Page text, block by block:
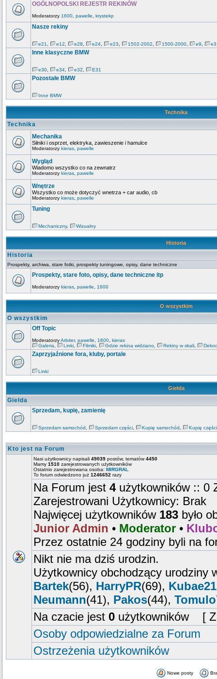
OGÓLNOPOLSKI REJESTR REKINÓW
Moderatorzy 1600 pawelle krystekp
Nasze rekiny
e21 e12 e28 e24 e23 1502-2002 1500-2000 e9 e3
Inne klasyczne BMW
e30 e34 e32 E31
Pozostałe BMW
Inne BMW
Technika
Technika
Mechanika
Silniki i osprzet, elektryka, zawieszenie i hamulce
Moderatorzy kieras pawelle
Wygląd
Wiadomo wszystko co na zewnatrz
Moderatorzy kieras pawelle
Wnętrze
Wszystko co może dotyczyć wnetrza + car audio, cb
Moderatorzy kieras pawelle
Tuning
Mechaniczny, Wizualny
Historia
Historia
Prospekty, archiwa, stare fotki, prospekty tuningowe, opisy, dane techniczne
Prospekty, stare foto, opisy, dane techniczne itp
Moderatorzy kieras pawelle 1600
O wszystkim
O wszystkim
Off Topic
ModeratorzyArbiter, pawelle 1600 kieras
Galeria
Linki Filmiki Gdzie rekina widziano Rekiny w skali
Zaprzyjaźnione fora, kluby, portale
Linki
Giełda
Giełda
Sprzedam, kupię, zamienię
Sprzedam samochód Sprzedam części Kupię samochód Kupię części
Kto jest na Forum
Nasi użytkownicy napisali 49039 postów, tematów4450
Mamy 1510 zarejestrowanych użytkowników
Ostatnio zarejestrowana osoba: MIRGRAL
To forum odwiedzono już 1246652 razy
Na Forum jest 4użytkowników :: 0
Zarejestrowani Użytkownicy: Brak
Najwięcej użytkowników 183 było
Junior Admin • Moderator •
Przez ostatnie 24 godziny byli na
Nikt nie ma dziś urodzin.
Użytkownicy obchodzący urodziny
Bartek(56), HarryPR(69), Kubae21
Neumann(41), Pakos(44),
Na czacie jest 0 użytkowników [
Osoby odpowiedzialne za Forum
Ostrzeżenia użytkowników
Nowe posty